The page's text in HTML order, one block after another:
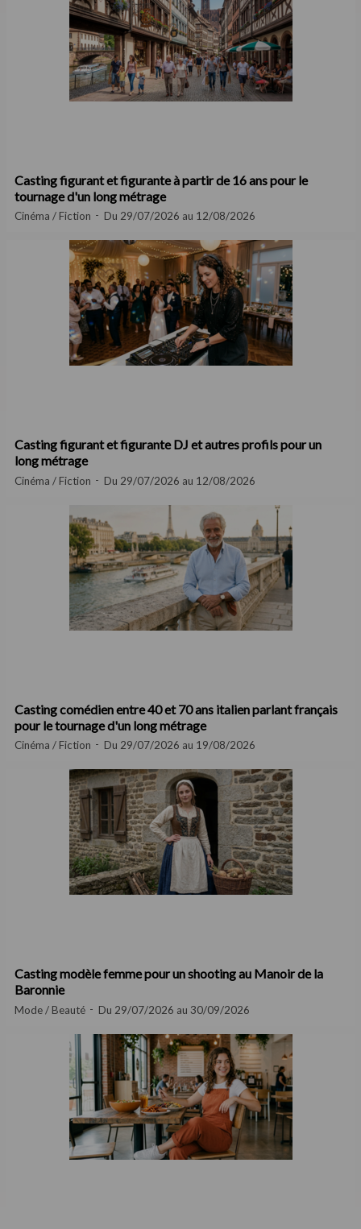
Casting figurant et figurante à partir de 16 ans pour le
tournage d'un long métrage
Cinéma / Fiction Du 29/07/2026 au 12/08/2026
Casting figurant et figurante DJ et autres profils pour un
long métrage
Cinéma / Fiction Du 29/07/2026 au 12/08/2026
Casting comédien entre 40 et 70 ans italien parlant français
pour le tournage d'un long métrage
Cinéma / Fiction Du 29/07/2026 au 19/08/2026
Casting modèle femme pour un shooting au Manoir de la
Baronnie
Mode / Beauté Du 29/07/2026 au 30/09/2026